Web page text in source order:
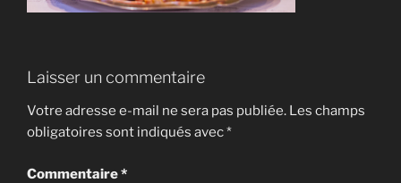
Laisser un commentaire
Votre adresse e-mail ne sera pas publiée. Les champs
obligatoires sont indiqués avec*
Commentaire*